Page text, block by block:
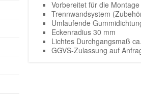
Vorbereitet für die
Trennwandsystem
Umlaufende
Eckenradius 30 mm
Lichtes Durchgangsmaß
GGVS-Zulassung auf